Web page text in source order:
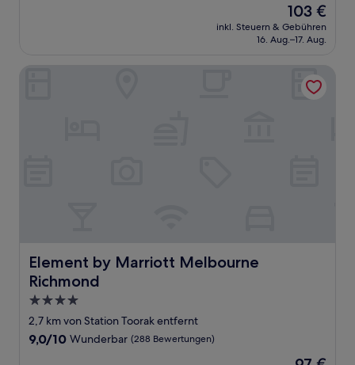
Der
Preis
beträgt
103 €
inkl. Steuern & Gebühren
16. Aug.–17. Aug.
Element by Marriott Melbourne
Richmond
Element by Marriott Melbourne Richmond
4.0-
Sterne-
Unterkunft
2,7 km von Station Toorak entfernt
9.0
9,0/10 Wunderbar (288 Bewertungen)
Der